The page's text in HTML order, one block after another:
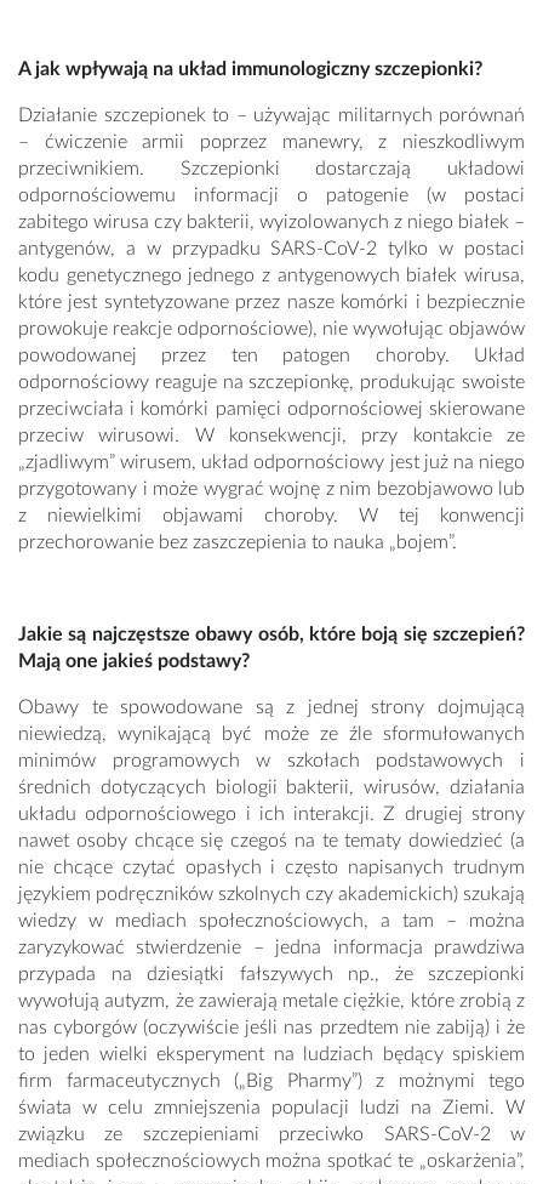
A jak wpływają na układ immunologiczny szczepionki?
Działanie szczepionek to – używając militarnych porównań
– ćwiczenie armii poprzez manewry, z nieszkodliwym
przeciwnikiem. Szczepionki dostarczają układowi
odpornościowemu informacji o patogenie (w postaci
zabitego wirusa czy bakterii, wyizolowanych z niego białek –
antygenów, a w przypadku SARS-CoV-2 tylko w postaci
kodu genetycznego jednego z antygenowych białek wirusa,
które jest syntetyzowane przez nasze komórki i bezpiecznie
prowokuje reakcje odpornościowe), nie wywołując objawów
powodowanej przez ten patogen choroby. Układ
odpornościowy reaguje na szczepionkę, produkując swoiste
przeciwciała i komórki pamięci odpornościowej skierowane
przeciw wirusowi. W konsekwencji, przy kontakcie ze
„zjadliwym” wirusem, układ odpornościowy jest już na niego
przygotowany i może wygrać wojnę z nim bezobjawowo lub
z niewielkimi objawami choroby. W tej konwencji
przechorowanie bez zaszczepienia to nauka „bojem”.
Jakie są najczęstsze obawy osób, które boją się szczepień?
Mają one jakieś podstawy?
Obawy te spowodowane są z jednej strony dojmującą
niewiedzą, wynikającą być może ze źle sformułowanych
minimów programowych w szkołach podstawowych i
średnich dotyczących biologii bakterii, wirusów, działania
układu odpornościowego i ich interakcji. Z drugiej strony
nawet osoby chcące się czegoś na te tematy dowiedzieć (a
nie chcące czytać opasłych i często napisanych trudnym
językiem podręczników szkolnych czy akademickich) szukają
wiedzy w mediach społecznościowych, a tam – można
zaryzykować stwierdzenie – jedna informacja prawdziwa
przypada na dziesiątki fałszywych np., że szczepionki
wywołują autyzm, że zawierają metale ciężkie, które zrobią z
nas cyborgów (oczywiście jeśli nas przedtem nie zabiją) i że
to jeden wielki eksperyment na ludziach będący spiskiem
firm farmaceutycznych („Big Pharmy”) z możnymi tego
świata w celu zmniejszenia populacji ludzi na Ziemi. W
związku ze szczepieniami przeciwko SARS-CoV-2 w
mediach społecznościowych można spotkać te „oskarżenia”,